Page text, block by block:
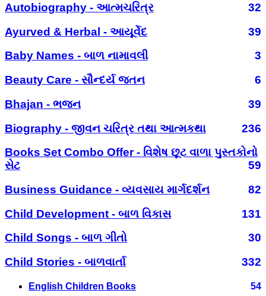
Autobiography - આત્મચરિત્ર
32
Ayurved & Herbal - આયૂર્વેદ
39
Baby Names - બાળ નામાવલી
3
Beauty Care - સૌન્દર્ય જતન
6
Bhajan - ભજન
39
Biography - જીવન ચરિત્ર તથા આત્મકથા
236
Books Set Combo Offer - વિશેષ છૂટ વાળા પુસ્તકોનો
સેટ
59
Business Guidance - વ્યવસાય માર્ગદર્શન
82
Child Development - બાળ વિકાસ
131
Child Songs - બાળ ગીતો
30
Child Stories - બાળવાર્તા
332
English Children Books 54